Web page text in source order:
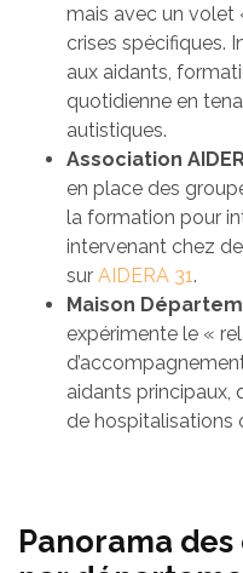
mais avec un volet
crises spécifiques.
aux aidants,
quotidienne en
autistiques.
Association
en place des
la formation pour
intervenant chez
sur AIDERA 31.
Maison
expérimente le «
aidants principaux,
de hospitalisations
Panorama